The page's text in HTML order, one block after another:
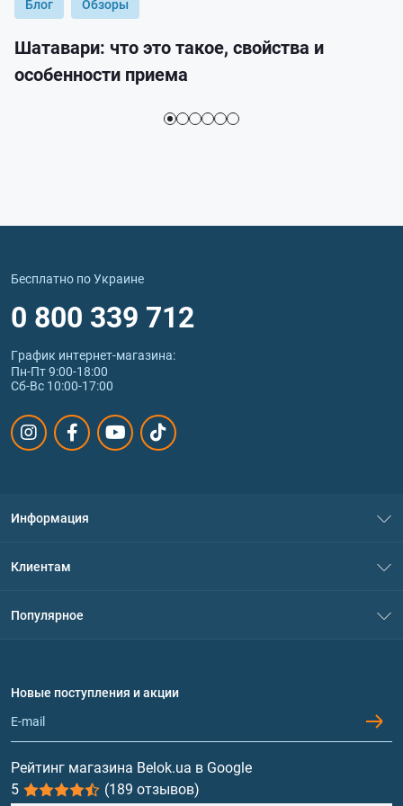
Блог Обзоры
Шатавари: что это такое, свойства и
особенности приема
Бесплатно по Украине
0 800 339 712
График интернет‑магазина:
Пн-Пт 9:00-18:00
Сб-Вс 10:00-17:00
Информация
Политика конфиденциальности
Обмен и возврат
Клиентам
Популярное
Протеин
Гейнеры
Витамины и минералы
Рыбий жир, жирные кислоты
Новые поступления и акции
Рейтинг магазина Belok.ua в Google
5
(189 отзывов)